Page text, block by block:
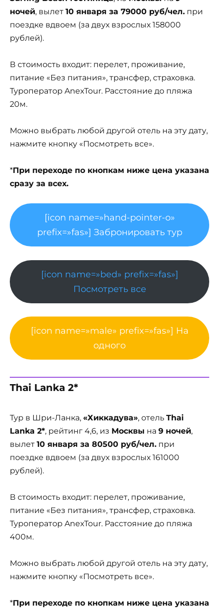
ночей, вылет 10 января за 79000 руб/чел. при
поездке вдвоем (за двух взрослых 158000
рублей).
В стоимость входит: перелет, проживание,
питание «Без питания», трансфер, страховка.
Туроператор AnexTour. Расстояние до пляжа
20м.
Можно выбрать любой другой отель на эту дату,
нажмите кнопку «Посмотреть все».
*При переходе по кнопкам ниже цена указана
сразу за всех.
[icon name=»hand-pointer-o»
prefix=»fas»] Забронировать тур
[icon name=»bed» prefix=»fas»]
Посмотреть все
[icon name=»male» prefix=»fas»] На
одного
Thai Lanka 2*
Тур в Шри-Ланка, «Хиккадува», отель Thai
Lanka 2*, рейтинг 4,6, из Москвы на 9 ночей,
вылет 10 января за 80500 руб/чел. при
поездке вдвоем (за двух взрослых 161000
рублей).
В стоимость входит: перелет, проживание,
питание «Без питания», трансфер, страховка.
Туроператор AnexTour. Расстояние до пляжа
400м.
Можно выбрать любой другой отель на эту дату,
нажмите кнопку «Посмотреть все».
*При переходе по кнопкам ниже цена указана